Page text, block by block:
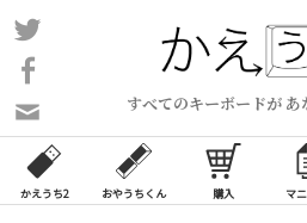
コ
ン
ン
ツ
ス
すべてのキーボードが あ
い
合
わ
かえうち2 おやうちくん 購入 マ